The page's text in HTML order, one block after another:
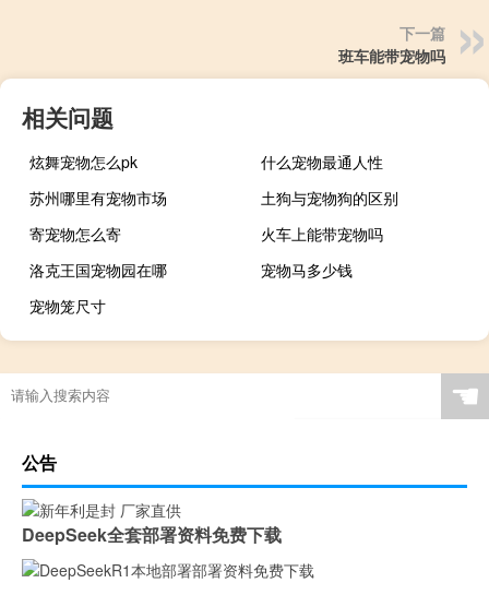
下一篇
班车能带宠物吗
相关问题
炫舞宠物怎么pk
什么宠物最通人性
苏州哪里有宠物市场
土狗与宠物狗的区别
寄宠物怎么寄
火车上能带宠物吗
洛克王国宠物园在哪
宠物马多少钱
宠物笼尺寸
☚
公告
DeepSeek全套部署资料免费下载